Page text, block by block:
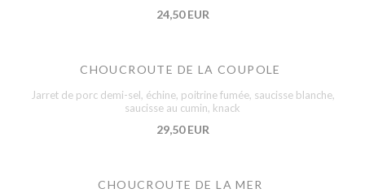
24,50 EUR
CHOUCROUTE DE LA COUPOLE
Jarret de porc demi-sel, échine, poitrine fumée, saucisse blanche,
saucisse au cumin, knack
29,50 EUR
CHOUCROUTE DE LA MER